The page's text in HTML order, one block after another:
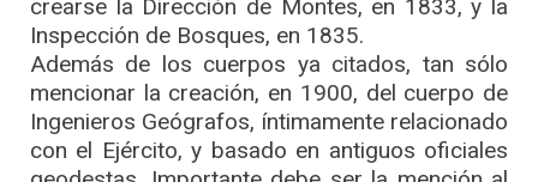
crearse la Dirección de Montes, en 1833, y la
Inspección de Bosques, en 1835.
Además de los cuerpos ya citados, tan sólo
mencionar la creación, en 1900, del cuerpo de
Ingenieros Geógrafos, íntimamente relacionado
con el Ejército, y basado en antiguos oficiales